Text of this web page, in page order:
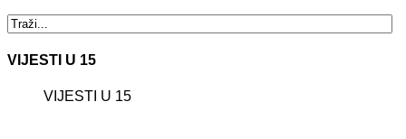
VIJESTI U 15
VIJESTI U 15